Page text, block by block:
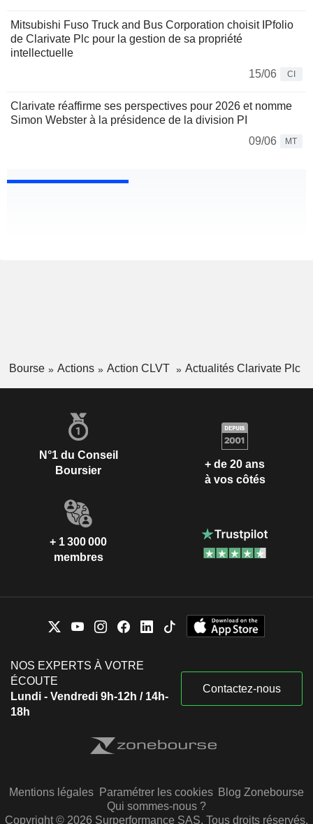
Mitsubishi Fuso Truck and Bus Corporation choisit IPfolio
de Clarivate Plc pour la gestion de sa propriété
intellectuelle
15/06
CI
Clarivate réaffirme ses perspectives pour 2026 et nomme
Simon Webster à la présidence de la division PI
09/06
MT
Bourse Actions Action CLVT Actualités Clarivate Plc
N°1 du Conseil
Boursier
+ de 20 ans
à vos côtés
+ 1 300 000
membres
NOS EXPERTS À VOTRE
ÉCOUTE
Lundi - Vendredi 9h-12h / 14h-
18h
Contactez-nous
Mentions légales Paramétrer les cookies Blog Zonebourse
Qui sommes-nous ?
Copyright © 2026 Surperformance SAS. Tous droits réservés.